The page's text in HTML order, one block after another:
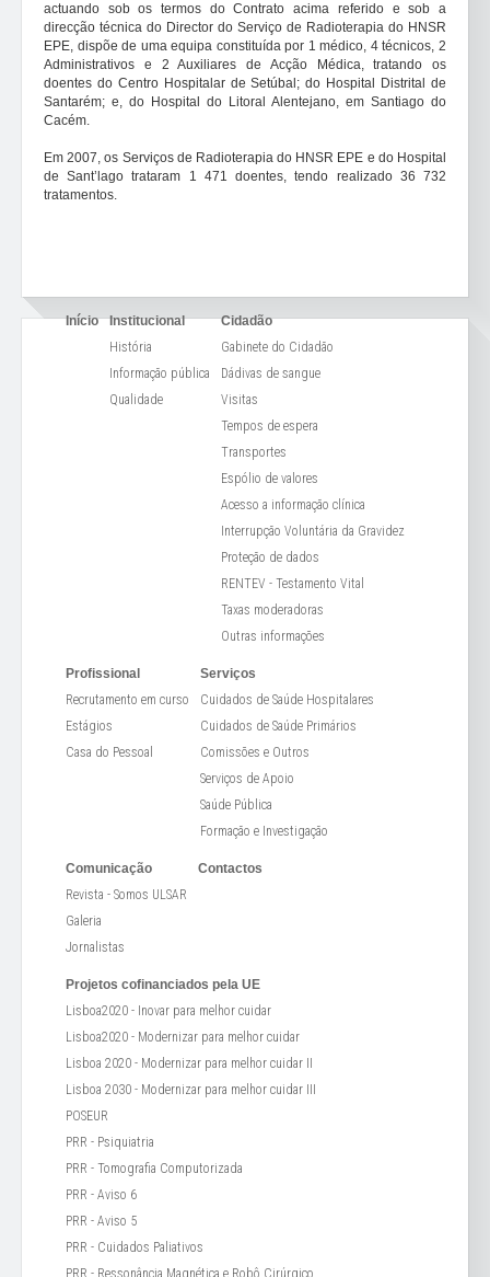
actuando sob os termos do Contrato acima referido e sob a
direcção técnica do Director do Serviço de Radioterapia do HNSR
EPE, dispõe de uma equipa constituída por 1 médico, 4 técnicos, 2
Administrativos e 2 Auxiliares de Acção Médica, tratando os
doentes do Centro Hospitalar de Setúbal; do Hospital Distrital de
Santarém; e, do Hospital do Litoral Alentejano, em Santiago do
Cacém.
Em 2007, os Serviços de Radioterapia do HNSR EPE e do Hospital
de Sant’lago trataram 1 471 doentes, tendo realizado 36 732
tratamentos.
Início
Institucional
História
Informação pública
Qualidade
Cidadão
Gabinete do Cidadão
Dádivas de sangue
Visitas
Tempos de espera
Transportes
Espólio de valores
Acesso a informação clínica
Interrupção Voluntária da Gravidez
Proteção de dados
RENTEV - Testamento Vital
Taxas moderadoras
Outras informações
Profissional
Recrutamento em curso
Estágios
Casa do Pessoal
Serviços
Cuidados de Saúde Hospitalares
Cuidados de Saúde Primários
Comissões e Outros
Serviços de Apoio
Saúde Pública
Formação e Investigação
Comunicação
Revista - Somos ULSAR
Galeria
Jornalistas
Contactos
Projetos cofinanciados pela UE
Lisboa2020 - Inovar para melhor cuidar
Lisboa2020 - Modernizar para melhor cuidar
Lisboa 2020 - Modernizar para melhor cuidar II
Lisboa 2030 - Modernizar para melhor cuidar III
POSEUR
PRR - Psiquiatria
PRR - Tomografia Computorizada
PRR - Aviso 6
PRR - Aviso 5
PRR - Cuidados Paliativos
PRR - Ressonância Magnética e Robô Cirúrgico